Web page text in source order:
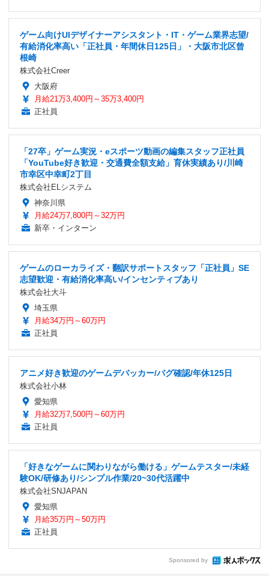
ゲーム向けUIデザイナーアシスタント・IT・ゲーム業界志望/
有給消化率高い「正社員・年間休日125日」・大阪市北区曾
根崎
株式会社Creer
大阪府
月給21万3,400円～35万3,400円
正社員
「27卒」ゲーム実況・eスポーツ動画の編集スタッフ正社員
「YouTube好き歓迎・交通費全額支給」育休実績あり/川崎
市幸区中幸町2丁目
株式会社ELシステム
神奈川県
月給24万7,800円～32万円
新卒・インターン
ゲームのローカライズ・翻訳サポートスタッフ「正社員」SE
志望歓迎・有給消化率高い/インセンティブあり
株式会社大斗
埼玉県
月給34万円～60万円
正社員
アニメ好き歓迎のゲームデバッカー/バグ確認/年休125日
株式会社小林
愛知県
月給32万7,500円～60万円
正社員
「好きなゲームに関わりながら働ける」ゲームテスター/未経
験OK/研修あり/シンプル作業/20~30代活躍中
株式会社SNJAPAN
愛知県
月給35万円～50万円
正社員
Sponsored by